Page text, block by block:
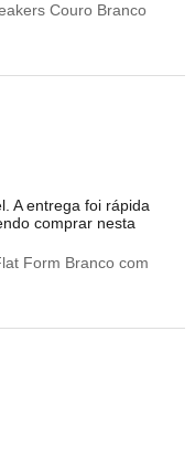
Couro Branco
A entrega foi rápida
comprar nesta
Form Branco com